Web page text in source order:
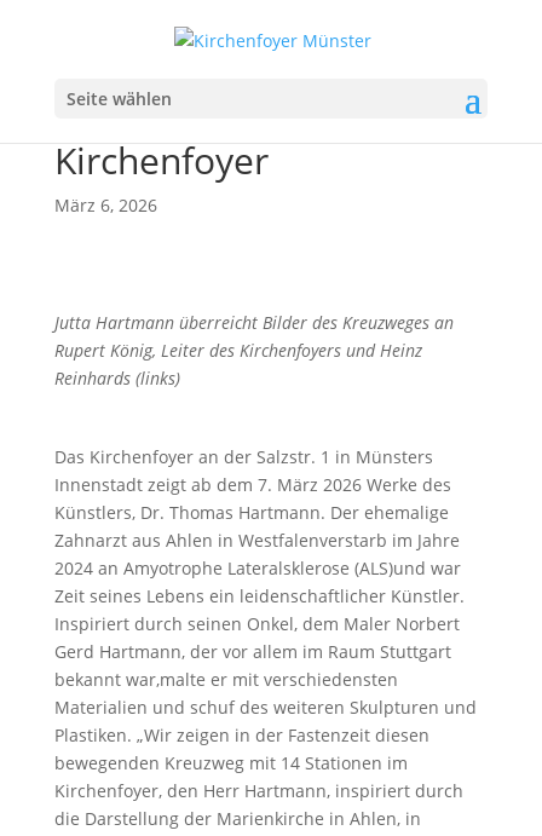
Seite wählen
Kreuzwegausstellung von
Kirchenfoyer
März 6, 2026
Jutta Hartmann überreicht Bilder des Kreuzweges an
Rupert König, Leiter des Kirchenfoyers und Heinz
Reinhards (links)
Das Kirchenfoyer an der Salzstr. 1 in Münsters
Innenstadt zeigt ab dem 7. März 2026 Werke des
Künstlers, Dr. Thomas Hartmann. Der ehemalige
Zahnarzt aus Ahlen in Westfalenverstarb im Jahre
2024 an Amyotrophe Lateralsklerose (ALS)und war
Zeit seines Lebens ein leidenschaftlicher Künstler.
Inspiriert durch seinen Onkel, dem Maler Norbert
Gerd Hartmann, der vor allem im Raum Stuttgart
bekannt war,malte er mit verschiedensten
Materialien und schuf des weiteren Skulpturen und
Plastiken. „Wir zeigen in der Fastenzeit diesen
bewegenden Kreuzweg mit 14 Stationen im
Kirchenfoyer, den Herr Hartmann, inspiriert durch
die Darstellung der Marienkirche in Ahlen, in